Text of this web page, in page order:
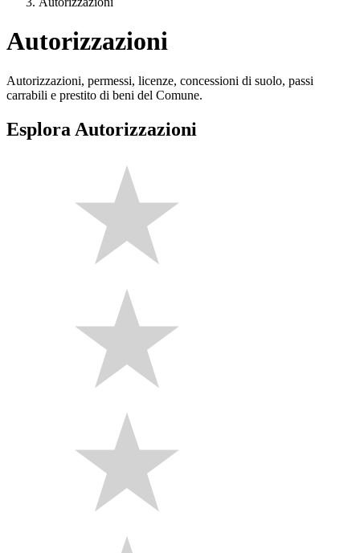
Autorizzazioni
Autorizzazioni, permessi, licenze, concessioni di suolo, passi
carrabili e prestito di beni del Comune.
Esplora Autorizzazioni